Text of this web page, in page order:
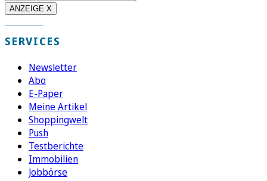
ANZEIGE X
SERVICES
Newsletter
Abo
E-Paper
Meine Artikel
Shoppingwelt
Push
Testberichte
Immobilien
Jobbörse